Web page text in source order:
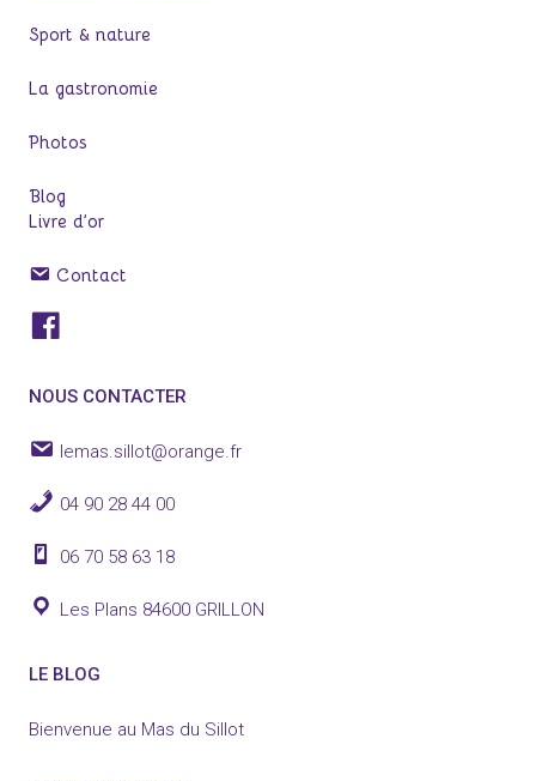
Sport & nature
La gastronomie
Photos
Blog
Livre d’or
Contact
NOUS CONTACTER
lemas.sillot@orange.fr
04 90 28 44 00
06 70 58 63 18
Les Plans 84600 GRILLON
LE BLOG
Bienvenue au Mas du Sillot